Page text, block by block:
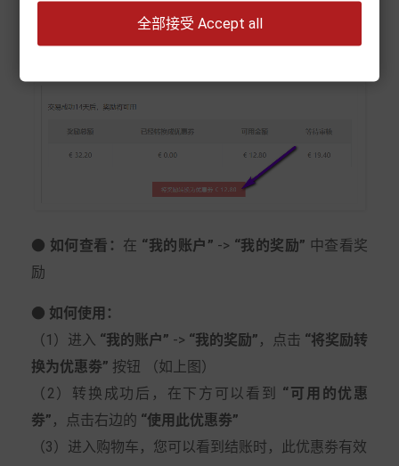
● 如何查看： 在 “我的账户” -> “我的奖励” 中查看奖
励
● 如何使用：
（1）进入 “我的账户” -> “我的奖励” ，点击 “将奖励转
换为优惠劵” 按钮 （如上图）
（2）转换成功后，在下方可以看到 “可用的优惠
劵” ，点击右边的 “使用此优惠劵”
（3）进入购物车，您可以看到结账时，此优惠劵有效
全部接受 Accept all